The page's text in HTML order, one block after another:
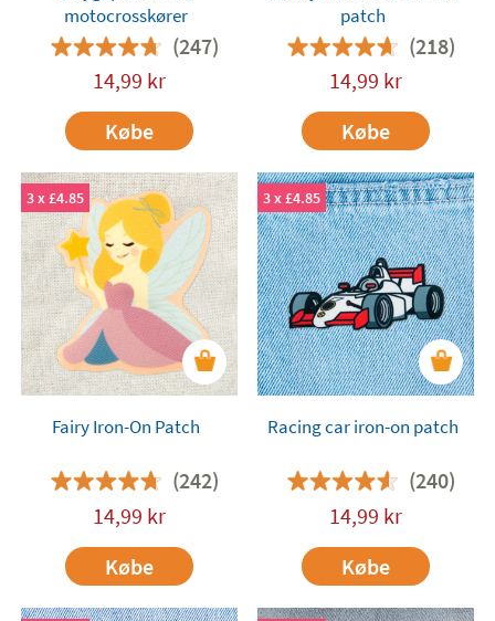
motocrosskører
(247)
14,99 kr
Købe
patch
(218)
14,99 kr
Købe
3 x £4.85
Fairy Iron-On Patch
(242)
14,99 kr
Købe
3 x £4.85
Racing car iron-on patch
(240)
14,99 kr
Købe